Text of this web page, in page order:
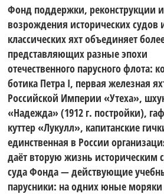
Фонд поддержки, реконструкции и
возрождения исторических судов
классических яхт объединяет
представляющих разные эпохи
отечественного парусного флота:
ботика Петра I, первая железная
Российской Империи «Утеха»,
«Надежда» (1912 г. постройки),
куттер «Лукулл», капитанские
единственная в России
даёт вторую жизнь историческим
суда Фонда — действующие
парусники: на одних юные моряки